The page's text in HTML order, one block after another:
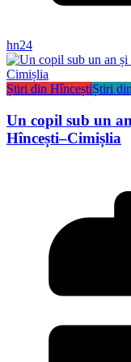
hn24
Știri din HînceștiȘtiri
Un copil sub un
Hîncești–Cimișlia